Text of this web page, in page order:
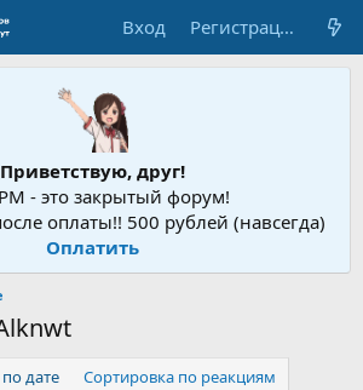
Вход Регистрация
Приветствую, друг!
- это закрытый форум!
оплаты!! 500 рублей (навсегда)
Оплатить
дате Сортировка по реакциям